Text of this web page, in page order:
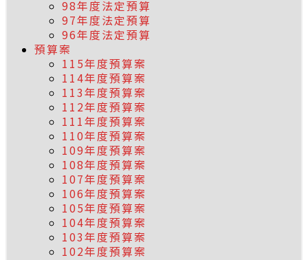
98年度法定預算
97年度法定預算
96年度法定預算
預算案
115年度預算案
114年度預算案
113年度預算案
112年度預算案
111年度預算案
110年度預算案
109年度預算案
108年度預算案
107年度預算案
106年度預算案
105年度預算案
104年度預算案
103年度預算案
102年度預算案